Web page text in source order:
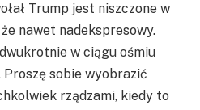
Trump jest niszczone w
nawet nadekspresowy.
w ciągu ośmiu
Proszę sobie wyobrazić
rządzami, kiedy to